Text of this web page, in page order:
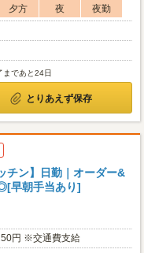
夕方 夜
夜勤
まであと24日
とりあえず保存
チン】日勤｜オーダー&
早朝手当あり]
円 ※交通費支給